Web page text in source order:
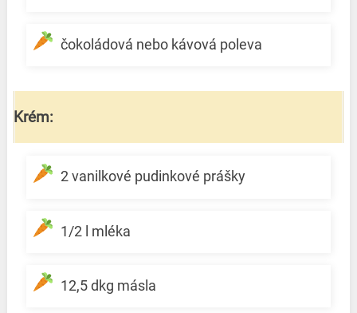
čokoládová nebo kávová poleva
Krém:
2 vanilkové pudinkové prášky
1/2 l mléka
12,5 dkg másla